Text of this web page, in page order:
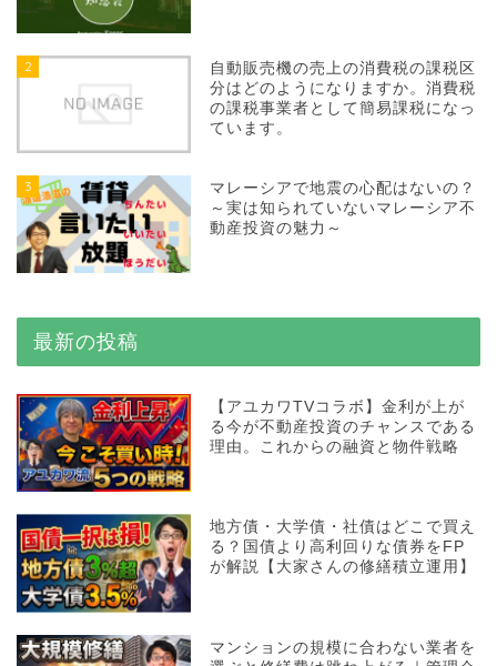
2
自動販売機の売上の消費税の課税区
分はどのようになりますか。消費税
の課税事業者として簡易課税になっ
ています。
3
マレーシアで地震の心配はないの？
～実は知られていないマレーシア不
動産投資の魅力～
最新の投稿
【アユカワTVコラボ】金利が上が
る今が不動産投資のチャンスである
理由。これからの融資と物件戦略
地方債・大学債・社債はどこで買え
る？国債より高利回りな債券をFP
が解説【大家さんの修繕積立運用】
マンションの規模に合わない業者を